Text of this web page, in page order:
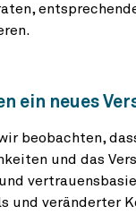
ein neues
beobachten,
und das
und veränderter